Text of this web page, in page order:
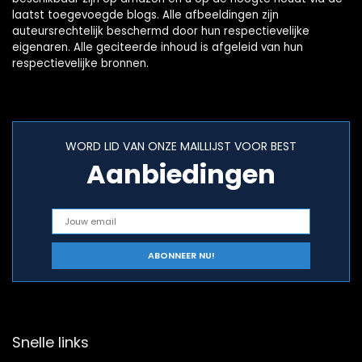
laatst toegevoegde blogs. Alle afbeeldingen zijn
auteursrechtelijk beschermd door hun respectievelijke
eigenaren. Alle geciteerde inhoud is afgeleid van hun
respectievelijke bronnen.
WORD LID VAN ONZE MAILLIJST VOOR BEST
Aanbiedingen
Snelle links